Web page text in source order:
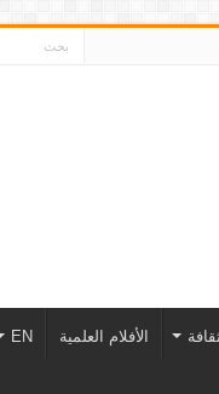
الأفلام العلمية EN